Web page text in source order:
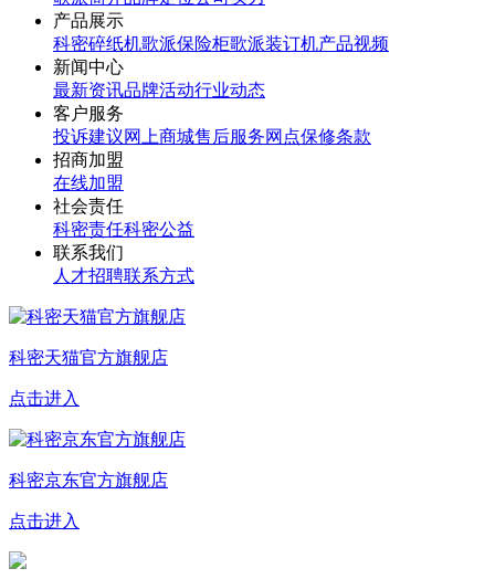
产品展示
科密碎纸机歌派保险柜歌派装订机产品视频
新闻中心
最新资讯品牌活动行业动态
客户服务
投诉建议网上商城售后服务网点保修条款
招商加盟
在线加盟
社会责任
科密责任科密公益
联系我们
人才招聘联系方式
科密天猫官方旗舰店
点击进入
科密京东官方旗舰店
点击进入